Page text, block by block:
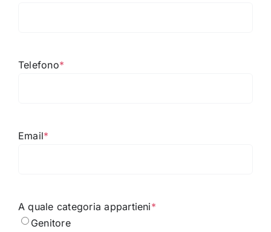
Telefono*
Email*
A quale categoria appartieni*
Genitore